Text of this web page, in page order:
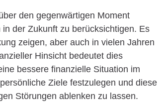
den gegenwärtigen Moment
der Zukunft zu berücksichtigen. Es
zeigen, aber auch in vielen Jahren
Hinsicht bedeutet dies
bessere finanzielle Situation im
Ziele festzulegen und diese
Störungen ablenken zu lassen.